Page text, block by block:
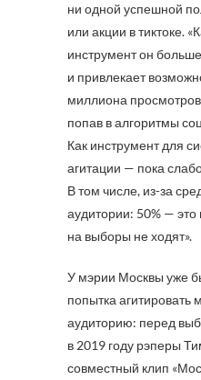
ни одной успешной
или акции в тиктоке.
инструмент он
и привлекает
миллиона
попав в алгоритмы
Как инструмент для
агитации — пока
В том числе, из-за
аудитории: 50% — это
на выборы не ходят».
У мэрии Москвы уже
попытка
аудиторию: перед
в 2019 году рэперы
совместный клип